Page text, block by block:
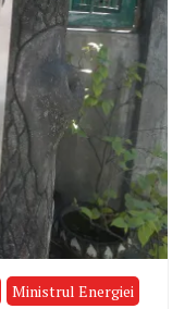
Ministrul Energiei